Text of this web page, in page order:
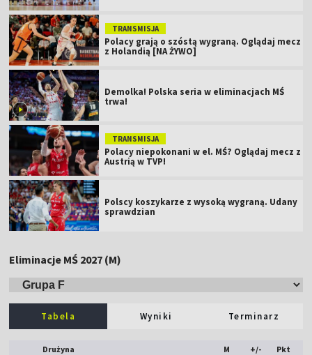
TRANSMISJA
Polacy grają o szóstą wygraną. Oglądaj mecz
z Holandią [NA ŻYWO]
Demolka! Polska seria w eliminacjach MŚ
trwa!
TRANSMISJA
Polacy niepokonani w el. MŚ? Oglądaj mecz z
Austrią w TVP!
Polscy koszykarze z wysoką wygraną. Udany
sprawdzian
Eliminacje MŚ 2027 (M)
Tabela Wyniki Terminarz
Drużyna M +/- Pkt